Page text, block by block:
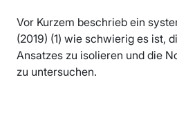
Vor Kurzem beschrieb ein
(2019) (1) wie schwierig es ist,
Ansatzes zu isolieren und die
zu untersuchen.